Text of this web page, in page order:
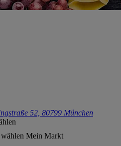
52, 80799 München
Mein Markt